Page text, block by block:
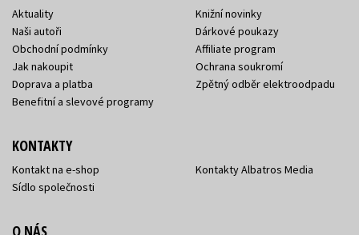
Aktuality
Naši autoři
Obchodní podmínky
Jak nakoupit
Doprava a platba
Benefitní a slevové programy
Knižní novinky
Dárkové poukazy
Affiliate program
Ochrana soukromí
Zpětný odběr elektroodpadu
KONTAKTY
Kontakt na e-shop
Sídlo společnosti
Kontakty Albatros Media
O NÁS